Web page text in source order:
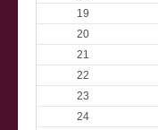
19
20
21
22
23
24